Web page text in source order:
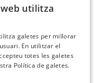
utilitza
galetes per millorar
En utilitzar el
totes les galetes
Política de galetes.